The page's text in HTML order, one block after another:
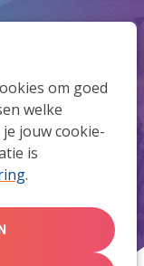
om goed
welke
jouw cookie-
is
.
naar
de